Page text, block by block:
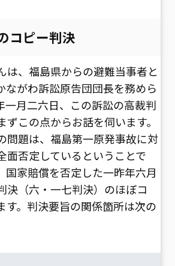
コピー判決
、福島県からの避難当事者と
ながわ訴訟原告団団長を務めら
一月二六日、この訴訟の高裁判
ずこの点からお話を伺います。
問題は、福島第一原発事故に対
面否定しているということで
国家賠償を否定した一昨年六月
決（六・一七判決）のほぼコ
す。判決要旨の関係箇所は次の